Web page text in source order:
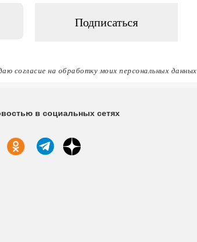
согласие на обработку моих персональных данных
в социальных сетях